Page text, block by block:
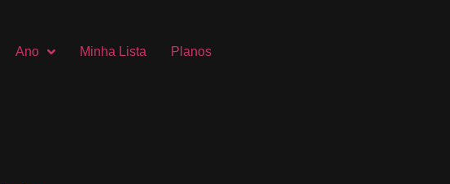
Ano Minha Lista Planos